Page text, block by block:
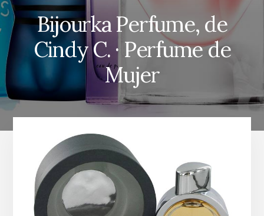
Bijourka Perfume, de
Cindy C. · Perfume de
Mujer